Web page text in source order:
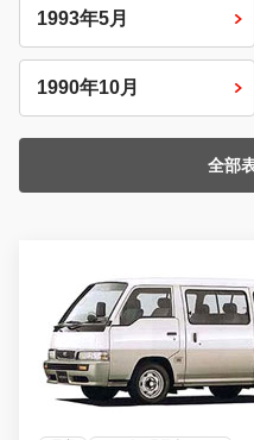
1993年5月
1990年10月
全部